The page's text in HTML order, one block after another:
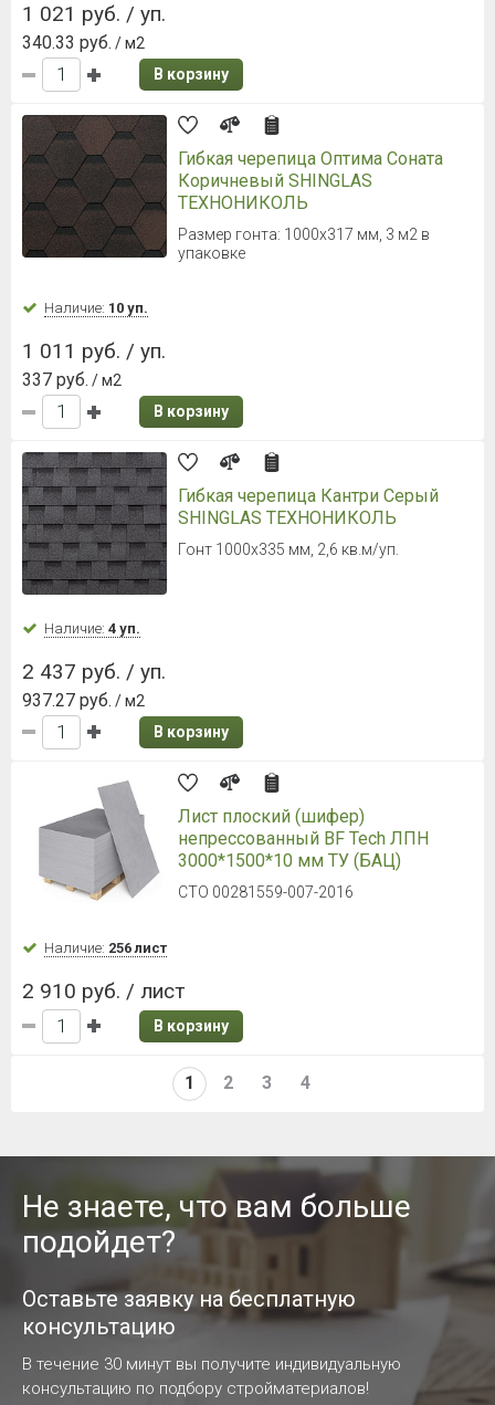
1 021 руб. / уп.
340.33 руб. / м2
В корзину
Гибкая черепица Оптима Соната
Коричневый SHINGLAS
ТЕХНОНИКОЛЬ
Размер гонта: 1000х317 мм, 3 м2 в
упаковке
Наличие: 10 уп.
1 011 руб. / уп.
337 руб. / м2
В корзину
Гибкая черепица Кантри Серый
SHINGLAS ТЕХНОНИКОЛЬ
Гонт 1000х335 мм, 2,6 кв.м/уп.
Наличие: 4 уп.
2 437 руб. / уп.
937.27 руб. / м2
В корзину
Лист плоский (шифер)
непрессованный BF Tech ЛПН
3000*1500*10 мм ТУ (БАЦ)
СТО 00281559-007-2016
Наличие: 256 лист
2 910 руб. / лист
В корзину
1 2 3 4
Не знаете, что вам больше
подойдет?
Оставьте заявку на бесплатную
консультацию
В течение 30 минут вы получите индивидуальную
консультацию по подбору стройматериалов!